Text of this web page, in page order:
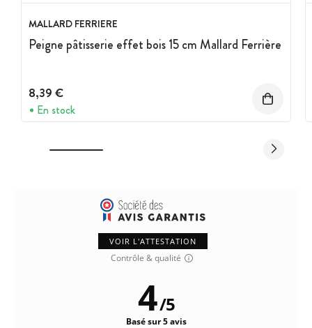
MALLARD FERRIERE
Peigne pâtisserie effet bois 15 cm Mallard Ferrière
8,39 €
En stock
VOIR L'ATTESTATION
Contrôle & qualité
4/5
Basé sur 5 avis